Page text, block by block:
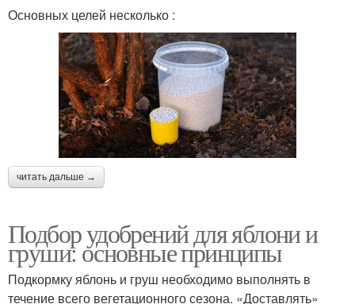
Основных целей несколько :
читать дальше →
Подбор удобрений для яблони и
груши: основные принципы
Подкормку яблонь и груш необходимо выполнять в
течение всего вегетационного сезона. «Доставлять»